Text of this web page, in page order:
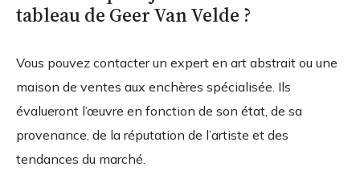
tableau de Geer Van Velde ?
Vous pouvez contacter un expert en art abstrait ou une
maison de ventes aux enchères spécialisée. Ils
évalueront l’œuvre en fonction de son état, de sa
provenance, de la réputation de l’artiste et des
tendances du marché.